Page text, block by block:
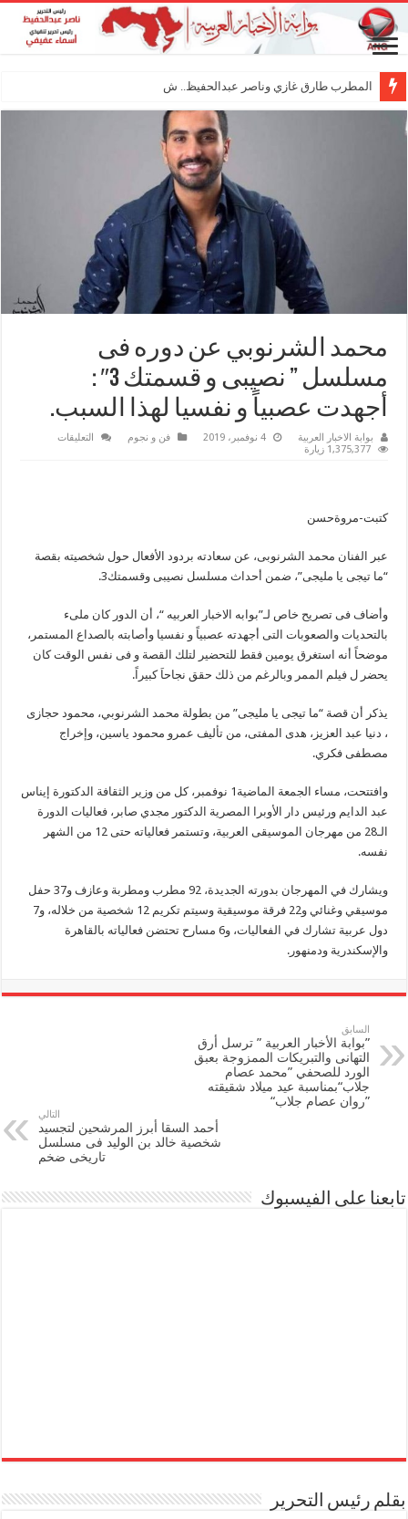
المطرب طارق غازي وناصر عبدالحفيظ.. شراكة فنية
محمد الشرنوبي عن دوره فى
مسلسل ” نصيبى و قسمتك 3″ :
أجهدت عصبياً و نفسيا لهذا السبب.
بوابة الاخبار العربية 4 نوفمبر، 2019 فن و نجوم التعليقات
قسمتك
لهذا
السبب.
مغلقة
1,375,377 زيارة
كتبت-مروةحسن
عبر الفنان محمد الشرنوبى، عن سعادته بردود الأفعال حول شخصيته بقصة
“ما تيجى يا مليجى”، ضمن أحداث مسلسل نصيبى وقسمتك3.
وأضاف فى تصريح خاص لـ”بوابه الاخبار العربيه “، أن الدور كان ملىء
بالتحديات والصعوبات التى أجهدته عصبياً و نفسيا وأصابته بالصداع المستمر،
موضحاً أنه استغرق يومين فقط للتحضير لتلك القصة و فى نفس الوقت كان
يحضر ل فيلم الممر وبالرغم من ذلك حقق نجاحاَ كبيراً.
يذكر أن قصة “ما تيجى يا مليجى” من بطولة محمد الشرنوبي، محمود حجازى
، دنيا عبد العزيز، هدى المفتى، من تأليف عمرو محمود ياسين، وإخراج
مصطفى فكري.
وافتتحت، مساء الجمعة الماضية1 نوفمبر، كل من وزير الثقافة الدكتورة إيناس
عبد الدايم ورئيس دار الأوبرا المصرية الدكتور مجدي صابر، فعاليات الدورة
الـ28 من مهرجان الموسيقى العربية، وتستمر فعالياته حتى 12 من الشهر
نفسه.
ويشارك في المهرجان بدورته الجديدة، 92 مطرب ومطربة وعازف و37 حفل
موسيقي وغنائي و22 فرقة موسيقية وسيتم تكريم 12 شخصية من خلاله، و7
دول عربية تشارك في الفعاليات، و6 مسارح تحتضن فعالياته بالقاهرة
والإسكندرية ودمنهور.
السابق
”بوابة الأخبار العربية ” ترسل أرق
التهانى والتبريكات الممزوجة بعبق
الورد للصحفي ”محمد عصام
جلاب“بمناسبة عيد ميلاد شقيقته
”روان عصام جلاب“
التالي
أحمد السقا أبرز المرشحين لتجسيد
شخصية خالد بن الوليد فى مسلسل
تاريخى ضخم
تابعنا على الفيسبوك
بقلم رئيس التحرير